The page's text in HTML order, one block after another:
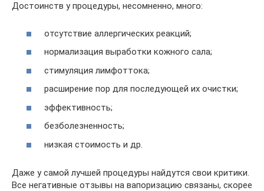
Достоинств у процедуры, несомненно, много:
отсутствие аллергических реакций;
нормализация выработки кожного сала;
стимуляция лимфоттока;
расширение пор для последующей их очистки;
эффективность;
безболезненность;
низкая стоимость и др.
Даже у самой лучшей процедуры найдутся свои критики.
Все негативные отзывы на вапоризацию связаны, скорее